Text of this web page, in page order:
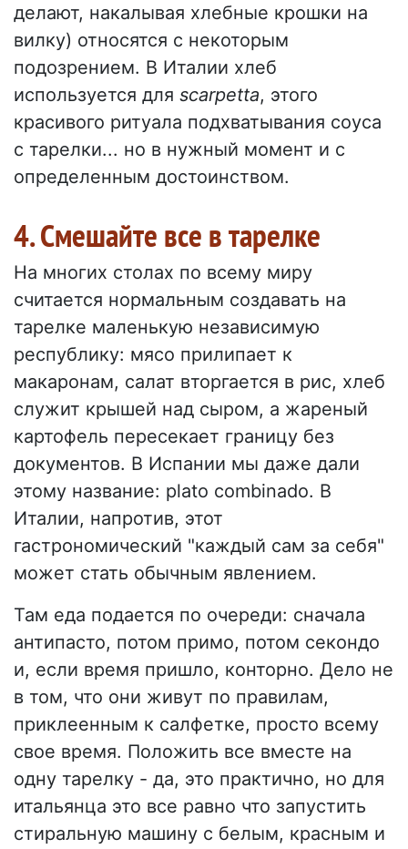
делают, накалывая хлебные крошки на
вилку) относятся с некоторым
подозрением. В Италии хлеб
используется для scarpetta, этого
красивого ритуала подхватывания соуса
с тарелки... но в нужный момент и с
определенным достоинством.
4. Смешайте все в тарелке
На многих столах по всему миру
считается нормальным создавать на
тарелке маленькую независимую
республику: мясо прилипает к
макаронам, салат вторгается в рис, хлеб
служит крышей над сыром, а жареный
картофель пересекает границу без
документов. В Испании мы даже дали
этому название: plato combinado. В
Италии, напротив, этот
гастрономический "каждый сам за себя"
может стать обычным явлением.
Там еда подается по очереди: сначала
антипасто, потом примо, потом секондо
и, если время пришло, конторно. Дело не
в том, что они живут по правилам,
приклеенным к салфетке, просто всему
свое время. Положить все вместе на
одну тарелку - да, это практично, но для
итальянца это все равно что запустить
стиральную машину с белым, красным и